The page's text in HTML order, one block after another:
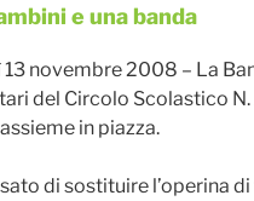
e una banda
novembre 2008 – La
del Circolo Scolastico
in piazza.
di sostituire l’operina